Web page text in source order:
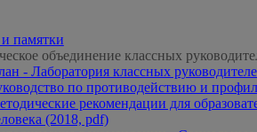
памятки
объединение классных
- Лаборатория классных
по противодействию и
рекомендации для
(2018, pdf)